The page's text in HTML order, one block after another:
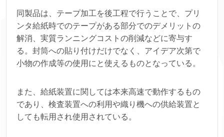
同製品は、テープ加工を後工程で行うことで、プリ
ンタ給紙時でのテープがある部分でのデメリットの
解消、実質ランニングコストの削減などに寄与す
る。封筒への貼り付けだけでなく、アイデア次第で
小物の作成等の使用にと使えるものとなっている。
また、給紙装置に関しては本来高速で動作するもの
であり、検査装置への利用や織り機への供給装置と
しても転用され使用されている。